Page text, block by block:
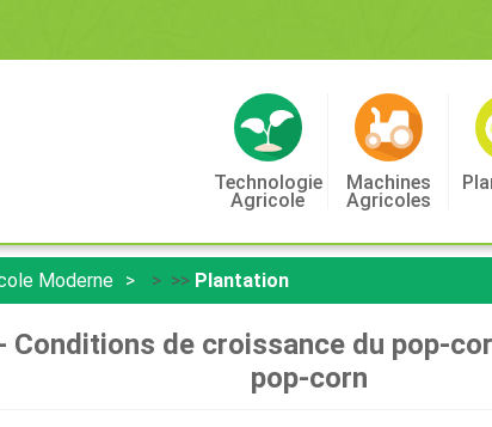
Technologie
Agricole
Machines
Agricoles
Moderne > >> Plantation
Conditions de croissance du pop-
pop-corn